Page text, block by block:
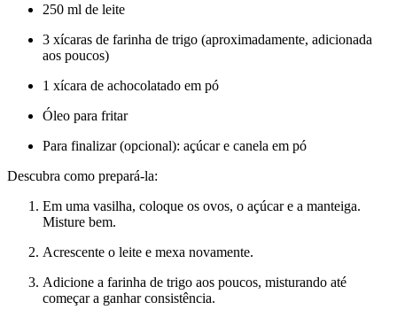
250 ml de leite
3 xícaras de farinha de trigo (aproximadamente, adicionada
aos poucos)
1 xícara de achocolatado em pó
Óleo para fritar
Para finalizar (opcional): açúcar e canela em pó
Descubra como prepará-la:
Em uma vasilha, coloque os ovos, o açúcar e a manteiga.
Misture bem.
Acrescente o leite e mexa novamente.
Adicione a farinha de trigo aos poucos, misturando até
começar a ganhar consistência.